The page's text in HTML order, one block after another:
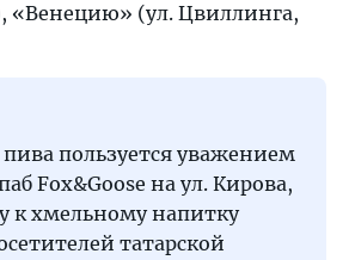
«Венецию» (ул. Цвиллинга,
пользуется уважением
Fox&Goose на ул. Кирова,
к хмельному напитку
татарской